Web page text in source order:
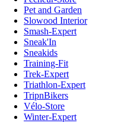
Pet and Garden
Slowood Interior
Smash-Expert
Sneak'In
Sneakids
Training-Fit
Trek-Expert
Triathlon-Expert
TripnBikers
Vélo-Store
Winter-Expert